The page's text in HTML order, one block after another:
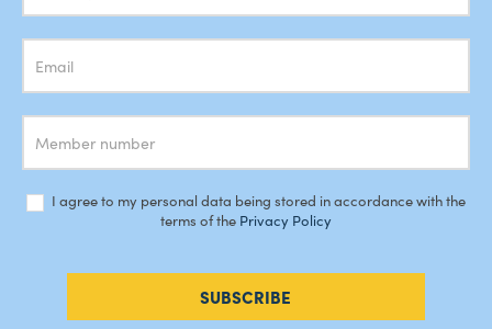
I agree to my personal data being stored in accordance with the
terms of the Privacy Policy
SUBSCRIBE